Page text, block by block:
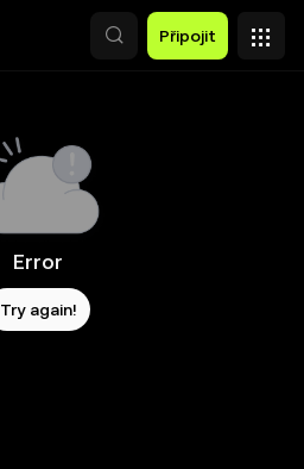
Připojit
Error
Try again!